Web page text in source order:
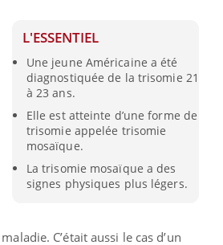
L'ESSENTIEL
Une jeune Américaine a été
diagnostiquée de la trisomie 21
à 23 ans.
Elle est atteinte d’une forme de
trisomie appelée trisomie
mosaïque.
La trisomie mosaïque a des
signes physiques plus légers.
C’était aussi le cas d’un